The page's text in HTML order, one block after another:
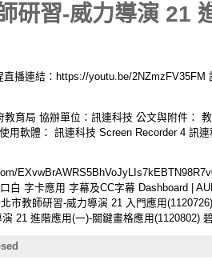
研習-威力導演 21
播連結：https://youtu.be/2NZmzFV35FM
育局 協辦單位：訊連科技 公文與附件：
用軟體： 訊連科技 Screen Recorder 4 訊連
白 字卡應用 字幕及CC字幕 Dashboard |
市教師研習-威力導演 21 入門應用
21 進階應用(一)-關鍵畫格應用(1120802)